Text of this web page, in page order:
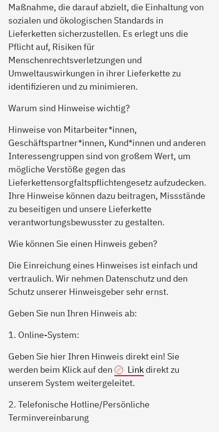
Maßnahme, die darauf abzielt, die Einhaltung von
sozialen und ökologischen Standards in
Lieferketten sicherzustellen. Es erlegt uns die
Pflicht auf, Risiken für
Menschenrechtsverletzungen und
Umweltauswirkungen in ihrer Lieferkette zu
identifizieren und zu minimieren.
Warum sind Hinweise wichtig?
Hinweise von Mitarbeiter*innen,
Geschäftspartner*innen, Kund*innen und anderen
Interessengruppen sind von großem Wert, um
mögliche Verstöße gegen das
Lieferkettensorgfaltspflichtengesetz aufzudecken.
Ihre Hinweise können dazu beitragen, Missstände
zu beseitigen und unsere Lieferkette
verantwortungsbewusster zu gestalten.
Wie können Sie einen Hinweis geben?
Die Einreichung eines Hinweises ist einfach und
vertraulich. Wir nehmen Datenschutz und den
Schutz unserer Hinweisgeber sehr ernst.
Geben Sie nun Ihren Hinweis ab:
1. Online-System:
Geben Sie hier Ihren Hinweis direkt ein! Sie
werden beim Klick auf den
Linkdirekt zu
unserem System weitergeleitet.
2. Telefonische Hotline/Persönliche
Terminvereinbarung